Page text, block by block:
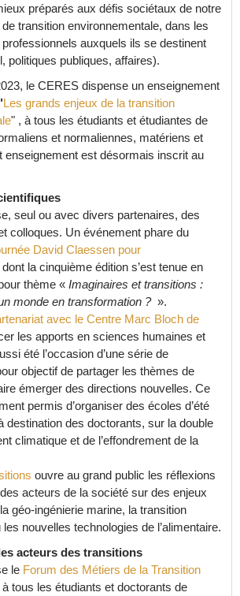
préparés aux défis sociétaux de notre
transition environnementale, dans les
auxquels ils se destinent
politiques publiques, affaires).
le CERES dispense un enseignement
Les grands enjeux de la transition
" , à tous les étudiants et étudiantes de
et normaliennes, matériens et
enseignement est désormais inscrit au
seul ou avec divers partenaires, des
colloques. Un événement phare du
David Claessen pour
dont la cinquième édition s’est tenue en
thème « Imaginaires et transitions :
monde en transformation ? ».
avec le Centre Marc Bloch de
les apports en sciences humaines et
été l’occasion d’une série de
objectif de partager les thèmes de
émerger des directions nouvelles. Ce
permis d’organiser des écoles d’été
destination des doctorants, sur la double
climatique et de l’effondrement de la
ouvre au grand public les réflexions
acteurs de la société sur des enjeux
géo-ingénierie marine, la transition
nouvelles technologies de l’alimentaire.
acteurs des transitions
le Forum des Métiers de la Transition
tous les étudiants et doctorants de